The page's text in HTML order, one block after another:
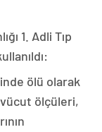
1. Adli Tıp
ölü olarak
ölçüleri,